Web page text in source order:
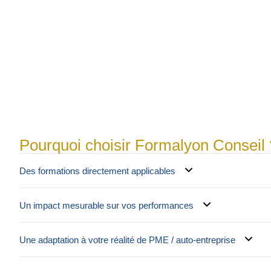
Pourquoi choisir Formalyon Conseil
Des formations directement applicables
Un impact mesurable sur vos performances
Une adaptation à votre réalité de PME / auto-entreprise